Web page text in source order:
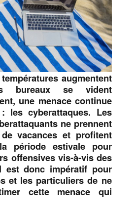
augmentent
bureaux se vident
une menace continue
les cyberattaques. Les
ne prennent
vacances et profitent
période estivale pour
offensives vis-à-vis des
est donc impératif pour
et les particuliers de ne
cette menace qui